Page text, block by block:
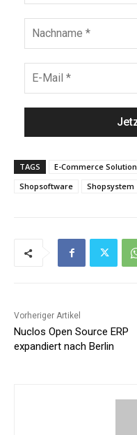
TAGS E-Commerce Solution
Shopsoftware
Shopsystem
Vorheriger Artikel
Nuclos Open Source ERP
expandiert nach Berlin